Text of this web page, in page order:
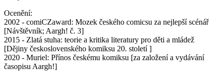
Ocenění:
2002 - comiCZaward: Mozek českého comicsu za nejlepší scénář
[Návštěvník; Aargh! č. 3]
2015 - Zlatá stuha: teorie a kritika literatury pro děti a mládež
[Dějiny československého komiksu 20. století ]
2020 - Muriel: Přínos českému komiksu [za založení a vydávání
časopisu Aargh!]